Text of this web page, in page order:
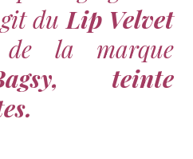
duLip Velvet
de la marque
teinte
.